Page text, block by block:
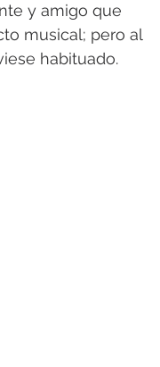
y amigo que
musical; pero al
habituado.